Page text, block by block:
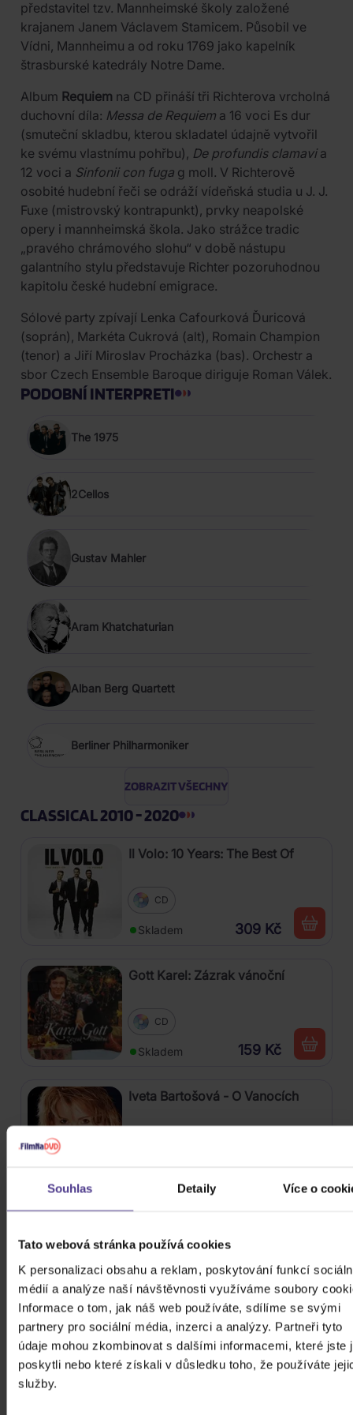
Souhlas Detaily Více o
Tato webová stránka používá cookies
K personalizaci obsahu a reklam, poskytování funkcí
médií a analýze naší návštěvnosti využíváme soubory
Informace o tom, jak náš web používáte, sdílíme se svými
partnery pro sociální média, inzerci a analýzy. Partneři tyto
údaje mohou zkombinovat s dalšími informacemi, které jste
poskytli nebo které získali v důsledku toho, že používáte
služby.
představitel tzv. Mannheimské školy založené
krajanem Janem Václavem Stamicem. Působil ve
Vídni, Mannheimu a od roku 1769 jako kapelník
štrasburské katedrály Notre Dame.
Album Requiem na CD přináší tři Richterova vrcholná
duchovní díla: Messa de Requiem a 16 voci Es dur
(smuteční skladbu, kterou skladatel údajně vytvořil
ke svému vlastnímu pohřbu), De profundis clamavia
12 voci a Sinfonii con fuga g moll. V Richterově
osobité hudební řeči se odráží vídeňská studia u J. J.
Fuxe (mistrovský kontrapunkt), prvky neapolské
opery i mannheimská škola. Jako strážce tradic
„pravého chrámového slohu“ v době nástupu
galantního stylu představuje Richter pozoruhodnou
kapitolu české hudební emigrace.
Sólové party zpívají Lenka Cafourková Ďuricová
(soprán), Markéta Cukrová (alt), Romain Champion
(tenor) a Jiří Miroslav Procházka (bas). Orchestr a
sbor Czech Ensemble Baroque diriguje Roman Válek.
PODOBNÍ INTERPRETI
The 1975
2Cellos
Gustav Mahler
Aram Khatchaturian
Alban Berg Quartett
Berliner Philharmoniker
ZOBRAZIT VŠECHNY
CLASSICAL 2010 - 2020
Il Volo: 10 Years: The Best Of
CD
Skladem 309 Kč
Gott Karel: Zázrak vánoční
CD
Skladem 159 Kč
Iveta Bartošová - O Vanocích
Skladem 379 Kč
Zimmer Hans: The World of Hans
Zimmer: A Symphonic
Celebration